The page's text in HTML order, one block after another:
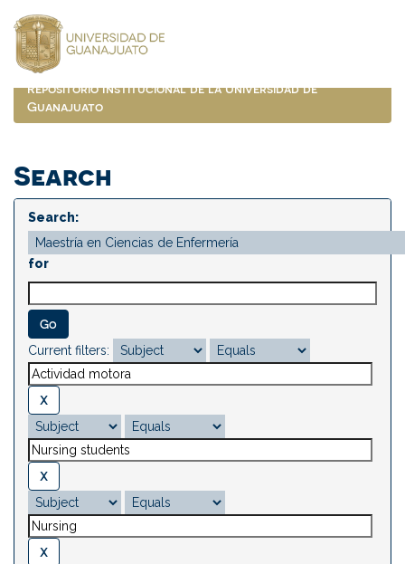
navigation
Repositorio Institucional de la Universidad de
Guanajuato
Search
Search:
for
Current filters: